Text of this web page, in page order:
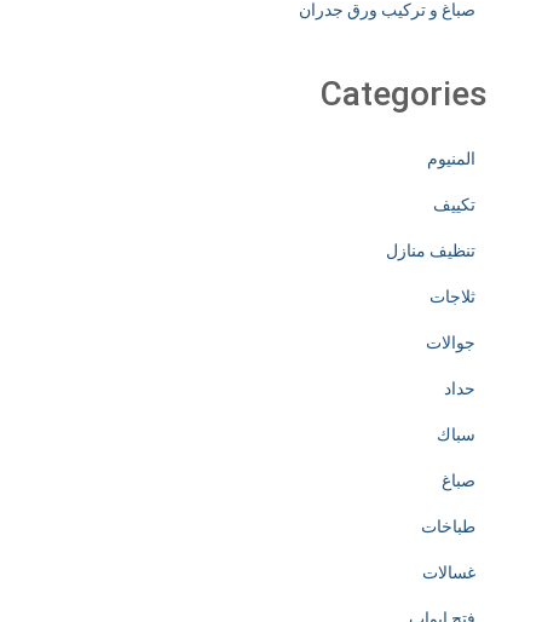
صباغ و تركيب ورق جدران
Categories
المنيوم
تكييف
تنظيف منازل
ثلاجات
جوالات
حداد
سباك
صباغ
طباخات
غسالات